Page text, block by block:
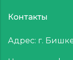
Контакты
Адрес: г.